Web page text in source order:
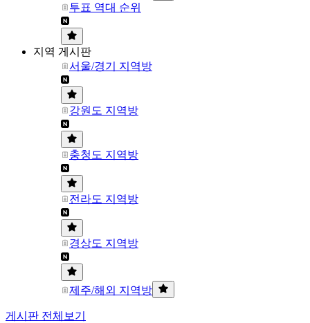
투표 역대 순위
지역 게시판
서울/경기 지역방
강원도 지역방
충청도 지역방
전라도 지역방
경상도 지역방
제주/해외 지역방
게시판 전체보기